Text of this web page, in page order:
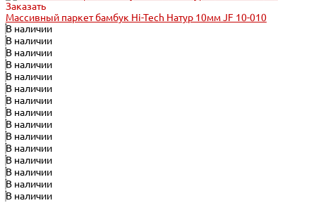
Заказать
Массивный паркет бамбук Hi-Tech Натур 10мм JF 10-010
В наличии
В наличии
В наличии
В наличии
В наличии
В наличии
В наличии
В наличии
В наличии
В наличии
В наличии
В наличии
В наличии
В наличии
В наличии